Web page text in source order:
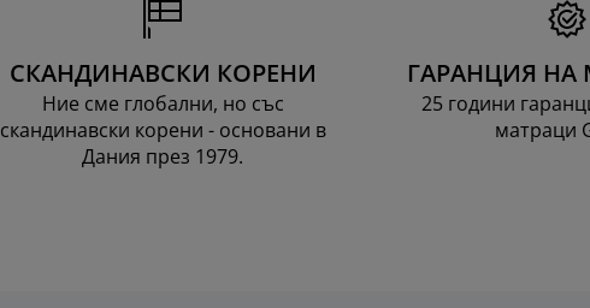
СКАНДИНАВСКИ КОРЕНИ
Ние сме глобални, но със
скандинавски корени - основани в
Дания през 1979.
ГАРАНЦИЯ НА
25 години
матраци